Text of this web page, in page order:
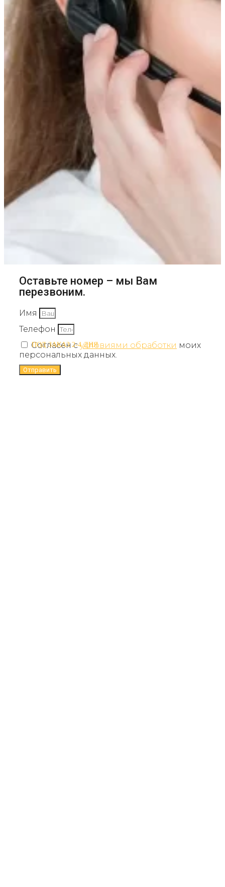
ПОД ЗАКАЗ 2-4 ДНЯ
Оставьте номер – мы Вам
перезвоним.
Имя
Телефон
Согласен сусловиями обработки моих
персональных данных.
Отправить